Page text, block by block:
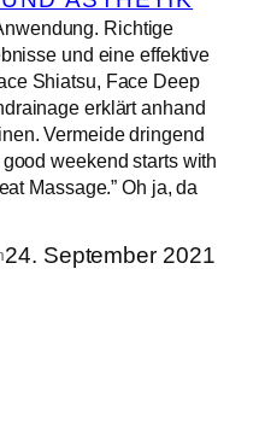
Richtige
und eine effektive
Shiatsu, Face Deep
erklärt anhand
Vermeide dringend
weekend starts with
Massage.” Oh ja, da
24. September 2021